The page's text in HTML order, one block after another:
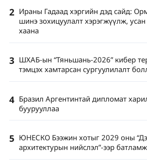
2 Ираны Гадаад хэргийн дэд сайд:
шинэ зохицуулалт хэрэгжүүлж,
хаана
3 ШХАБ-ын “Тяньшань-2026” кибер
тэмцэх хамтарсан сургуулилалт
4 Бразил Аргентинтай дипломат
буурууллаа
5 ЮНЕСКО Бээжин хотыг 2029 оны
архитектурын нийслэл”-ээр